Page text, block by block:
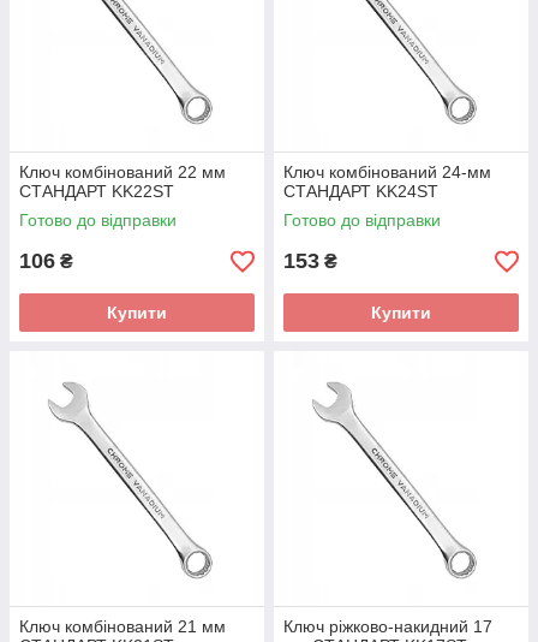
Ключ комбінований 22 мм
СТАНДАРТ KK22ST
Готово до відправки
106 ₴
Купити
Ключ комбінований 24-мм
СТАНДАРТ KK24ST
Готово до відправки
153 ₴
Купити
Ключ комбінований 21 мм
Ключ ріжково-накидний 17